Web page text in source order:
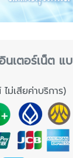
นเตอร์เน็ต แบ
ม่เสียค่าบริการ)